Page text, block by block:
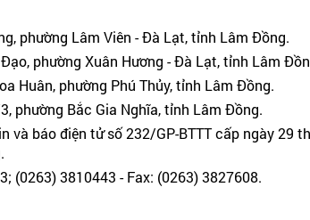
phường Lâm Viên - Đà Lạt, tỉnh Lâm Đồng.
phường Xuân Hương - Đà Lạt, tỉnh Lâm
Huân, phường Phú Thủy, tỉnh Lâm Đồng.
phường Bắc Gia Nghĩa, tỉnh Lâm Đồng.
và báo điện tử số 232/GP-BTTT cấp ngày 29
(0263) 3810443 - Fax: (0263) 3827608.